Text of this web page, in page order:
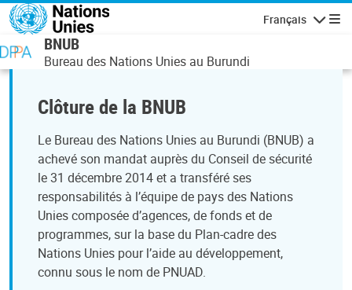
Aller au contenu principal
Français
BNUB
Bureau des Nations Unies au Burundi
Clôture de la BNUB
Le Bureau des Nations Unies au Burundi (BNUB) a
achevé son mandat auprès du Conseil de sécurité
le 31 décembre 2014 et a transféré ses
responsabilités à l’équipe de pays des Nations
Unies composée d’agences, de fonds et de
programmes, sur la base du Plan-cadre des
Nations Unies pour l’aide au développement,
connu sous le nom de PNUAD.